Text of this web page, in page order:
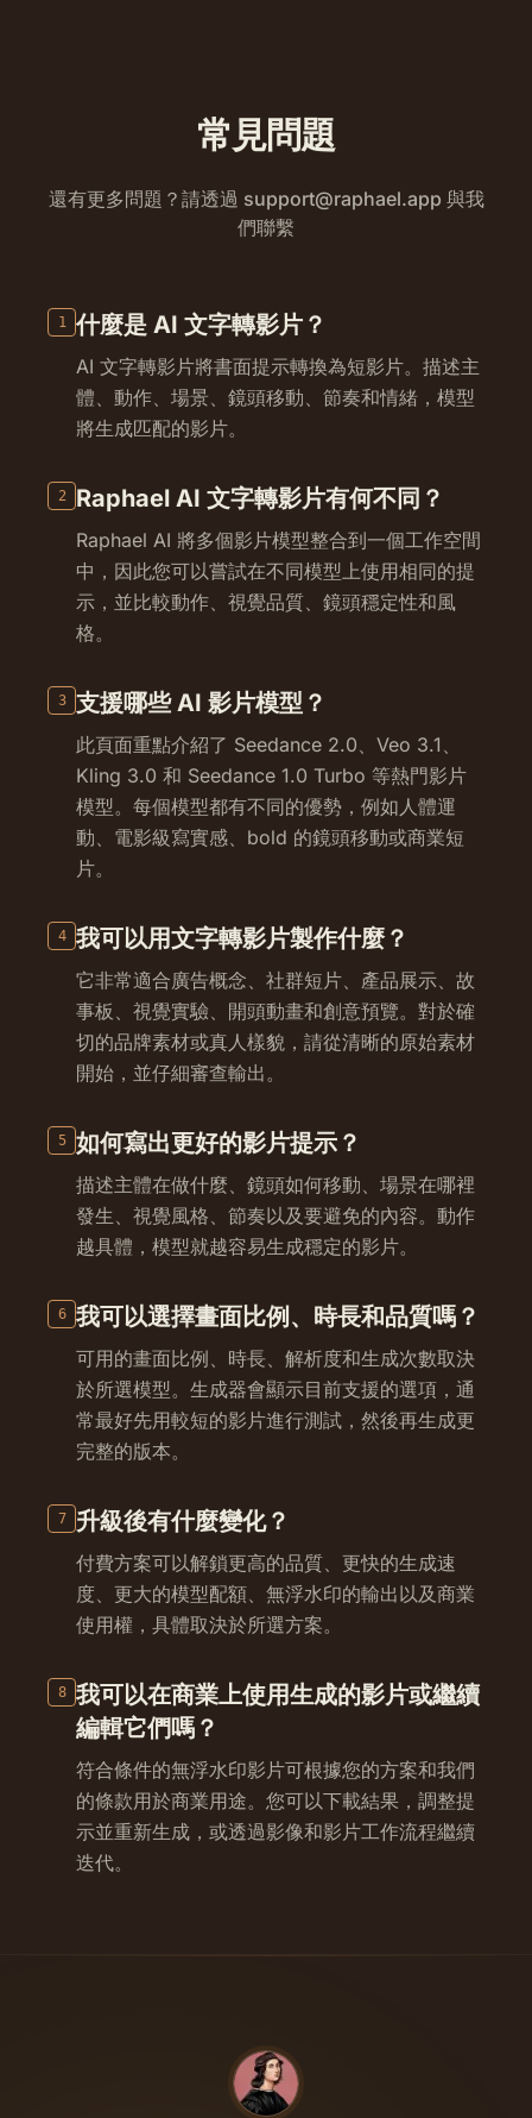
常見問題
還有更多問題？請透過 support@raphael.app 與我
們聯繫
1 什麼是 AI 文字轉影片？
AI 文字轉影片將書面提示轉換為短影片。描述主
體、動作、場景、鏡頭移動、節奏和情緒，模型
將生成匹配的影片。
2 Raphael AI 文字轉影片有何不同？
Raphael AI 將多個影片模型整合到一個工作空間
中，因此您可以嘗試在不同模型上使用相同的提
示，並比較動作、視覺品質、鏡頭穩定性和風
格。
3 支援哪些 AI 影片模型？
此頁面重點介紹了 Seedance 2.0、Veo 3.1、
Kling 3.0 和 Seedance 1.0 Turbo 等熱門影片
模型。每個模型都有不同的優勢，例如人體運
動、電影級寫實感、bold 的鏡頭移動或商業短
片。
4 我可以用文字轉影片製作什麼？
它非常適合廣告概念、社群短片、產品展示、故
事板、視覺實驗、開頭動畫和創意預覽。對於確
切的品牌素材或真人樣貌，請從清晰的原始素材
開始，並仔細審查輸出。
5 如何寫出更好的影片提示？
描述主體在做什麼、鏡頭如何移動、場景在哪裡
發生、視覺風格、節奏以及要避免的內容。動作
越具體，模型就越容易生成穩定的影片。
6 我可以選擇畫面比例、時長和品質嗎？
可用的畫面比例、時長、解析度和生成次數取決
於所選模型。生成器會顯示目前支援的選項，通
常最好先用較短的影片進行測試，然後再生成更
完整的版本。
7 升級後有什麼變化？
付費方案可以解鎖更高的品質、更快的生成速
度、更大的模型配額、無浮水印的輸出以及商業
使用權，具體取決於所選方案。
8
我可以在商業上使用生成的影片或繼續
編輯它們嗎？
符合條件的無浮水印影片可根據您的方案和我們
的條款用於商業用途。您可以下載結果，調整提
示並重新生成，或透過影像和影片工作流程繼續
迭代。